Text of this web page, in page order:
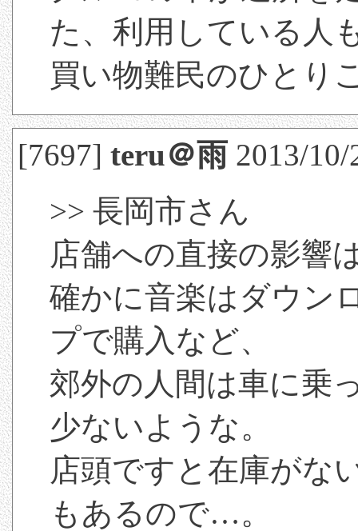
た、利用している人
買い物難民のひとり
[7697]teru＠雨 2013/
>> 長岡市さん
店舗への直接の影響
確かに音楽はダウン
プで購入など、
郊外の人間は車に乗
少ないような。
店頭ですと在庫がな
もあるので…。